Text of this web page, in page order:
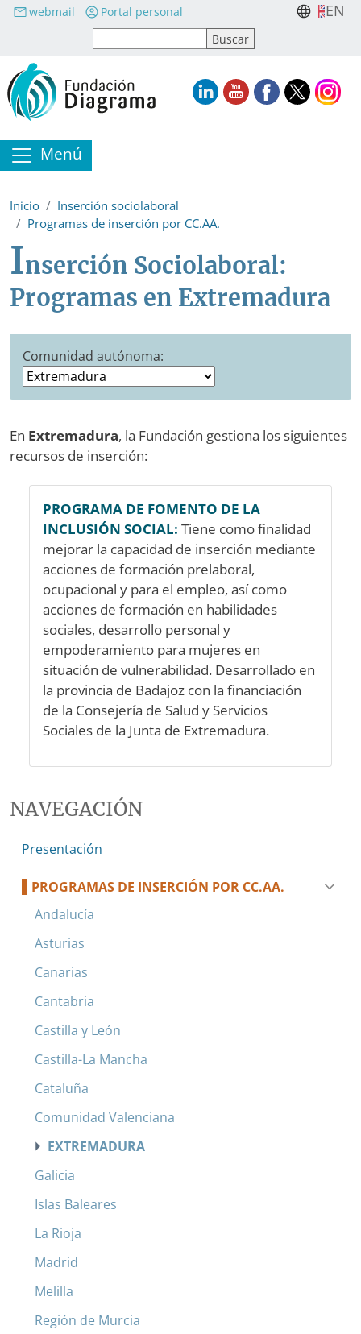
Pasar al contenido principal
webmail Portal personal EN
Menú
Inicio
Inserción sociolaboral
Programas de inserción por CC.AA.
Inserción Sociolaboral:
Programas en Extremadura
Comunidad autónoma:
En Extremadura, la Fundación gestiona los siguientes
recursos de inserción:
PROGRAMA DE FOMENTO DE LA
INCLUSIÓN SOCIAL: Tiene como finalidad
mejorar la capacidad de inserción mediante
acciones de formación prelaboral,
ocupacional y para el empleo, así como
acciones de formación en habilidades
sociales, desarrollo personal y
empoderamiento para mujeres en
situación de vulnerabilidad. Desarrollado en
la provincia de Badajoz con la financiación
de la Consejería de Salud y Servicios
Sociales de la Junta de Extremadura.
NAVEGACIÓN
Presentación
PROGRAMAS DE INSERCIÓN POR CC.AA.
Andalucía
Asturias
Canarias
Cantabria
Castilla y León
Castilla-La Mancha
Cataluña
Comunidad Valenciana
EXTREMADURA
Galicia
Islas Baleares
La Rioja
Madrid
Melilla
Región de Murcia